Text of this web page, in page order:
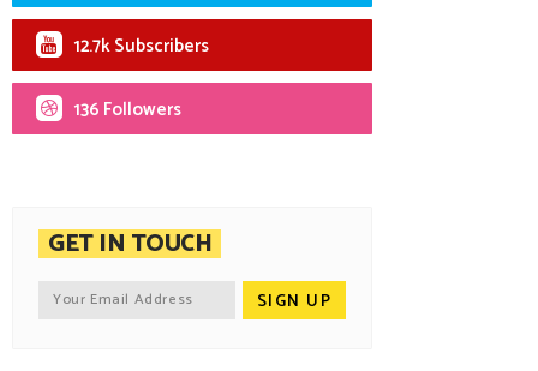
12.7k Subscribers
136 Followers
GET IN TOUCH